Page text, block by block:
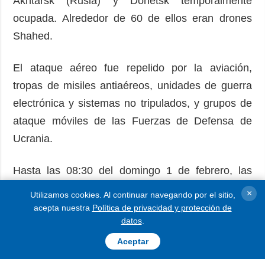
ocupada. Alrededor de 60 de ellos eran drones
Shahed.
El ataque aéreo fue repelido por la aviación,
tropas de misiles antiaéreos, unidades de guerra
electrónica y sistemas no tripulados, y grupos de
ataque móviles de las Fuerzas de Defensa de
Ucrania.
Hasta las 08:30 del domingo 1 de febrero, las
fuerzas de defensa aérea derribaron/suprimieron
76 drones enemigos en el norte y este del país.
Se registraron impactos de 14 drones de ataque
Utilizamos cookies. Al continuar navegando por el sitio,
acepta nuestra Política de privacidad y protección de
datos.
Aceptar
×